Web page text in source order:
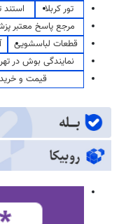
تور کربلا
مرجع پاسخ معتبر
قطعات لباسشویی
نمایندگی بوش در
قیمت و